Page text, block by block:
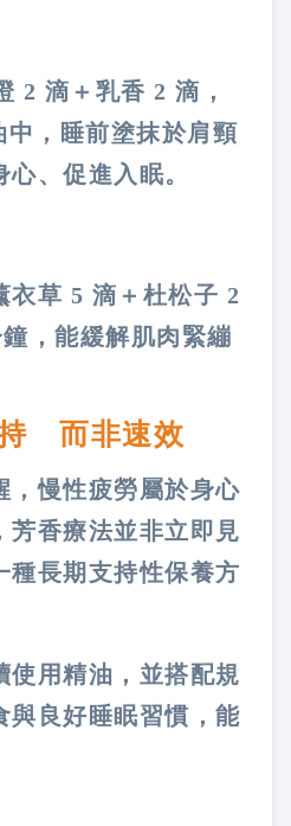
2 滴＋乳香 2 滴，
，睡前塗抹於肩頸
、促進入眠。
衣草 5 滴＋杜松子 2
，能緩解肌肉緊繃
而非速效
，慢性疲勞屬於身心
芳香療法並非立即見
種長期支持性保養方
使用精油，並搭配規
與良好睡眠習慣，能